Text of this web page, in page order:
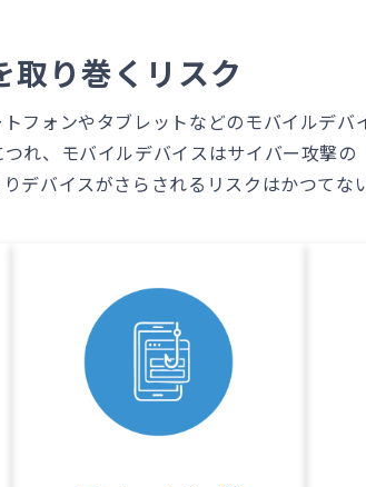
取り巻くリスク
フォンやタブレットなどのモバイルデ
れ、モバイルデバイスはサイバー攻撃
デバイスがさらされるリスクはかつてな